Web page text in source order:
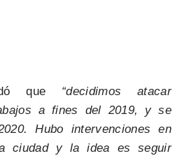
que “decidimos atacar
a fines del 2019, y se
Hubo intervenciones en
ciudad y la idea es seguir